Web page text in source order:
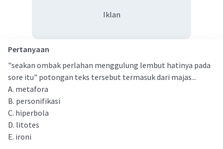
Iklan
Pertanyaan
"seakan ombak perlahan menggulung lembut hatinya pada
sore itu" potongan teks tersebut termasuk dari majas...
A. metafora
B. personifikasi
C. hiperbola
D. litotes
E. ironi